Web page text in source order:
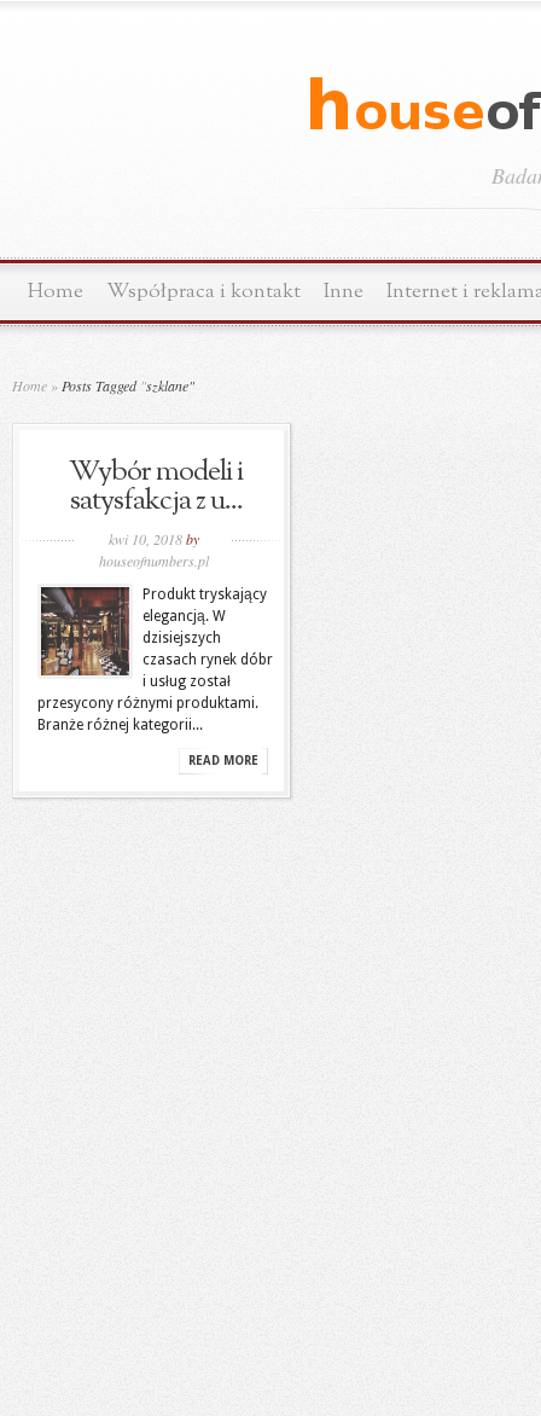
Home Współpraca i kontakt Inne Internet i
Home » Posts Tagged "szklane"
Wybór modeli i
satysfakcja z u...
kwi 10, 2018by
houseofnumbers.pl
Produkt tryskający
elegancją. W
dzisiejszych
czasach rynek dóbr
i usług został
przesycony różnymi produktami.
Branże różnej kategorii...
READ MORE